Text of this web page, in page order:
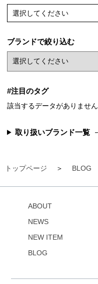
トップページ BLOG
選択してください
ブランドで絞り込む
#注目のタグ
該当するデータがありません
取り扱いブランド一覧
ABOUT
NEWS
NEW ITEM
BLOG